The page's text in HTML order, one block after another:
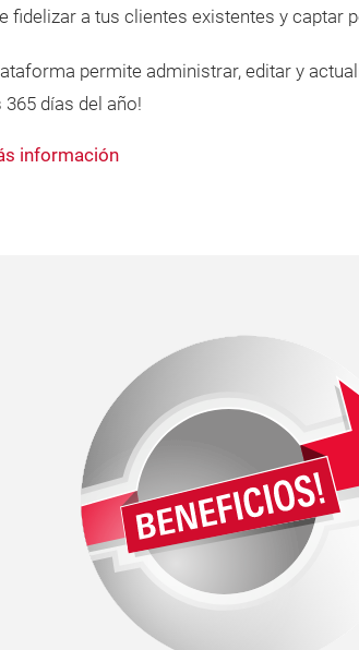
fidelizar a tus clientes existentes y captar
permite administrar, editar y
365 días del año!
información